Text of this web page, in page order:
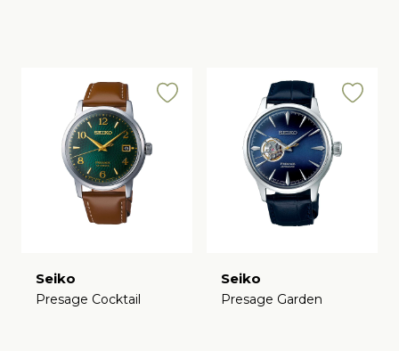
Seiko
Presage Cocktail
Seiko
Presage Garden